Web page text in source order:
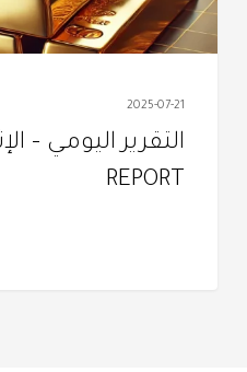
2025-07-21
REPORT